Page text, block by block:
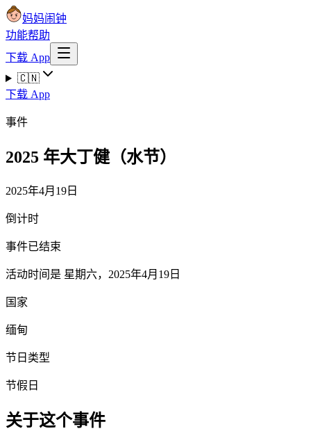
妈妈闹钟
功能帮助
下载 App
🇨🇳
下载 App
事件
2025 年大丁健（水节）
2025年4月19日
倒计时
事件已结束
活动时间是 星期六，2025年4月19日
国家
缅甸
节日类型
节假日
关于这个事件